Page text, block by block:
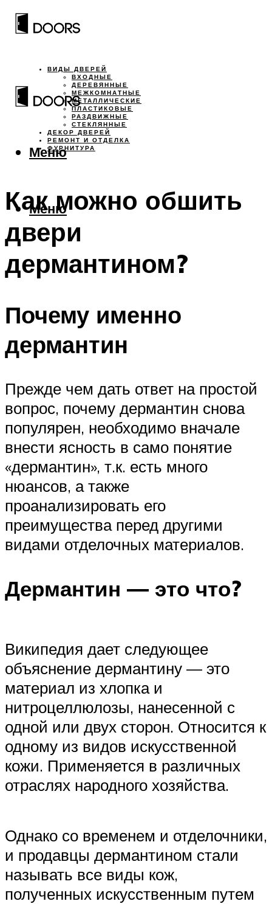
ВИДЫ ДВЕРЕЙ
ВХОДНЫЕ
ДЕРЕВЯННЫЕ
МЕЖКОМНАТНЫЕ
МЕТАЛЛИЧЕСКИЕ
ПЛАСТИКОВЫЕ
РАЗДВИЖНЫЕ
СТЕКЛЯННЫЕ
ДЕКОР ДВЕРЕЙ
РЕМОНТ И ОТДЕЛКА
ФУРНИТУРА
Меню
Меню
Как можно обшить
двери
дермантином?
Почему именно
дермантин
Прежде чем дать ответ на простой
вопрос, почему дермантин снова
популярен, необходимо вначале
внести ясность в само понятие
«дермантин», т.к. есть много
нюансов, а также
проанализировать его
преимущества перед другими
видами отделочных материалов.
Дермантин — это что?
Википедия дает следующее
объяснение дермантину — это
материал из хлопка и
нитроцеллюлозы, нанесенной с
одной или двух сторон. Относится к
одному из видов искусственной
кожи. Применяется в различных
отраслях народного хозяйства.
Однако со временем и отделочники,
и продавцы дермантином стали
называть все виды кож,
полученных искусственным путем